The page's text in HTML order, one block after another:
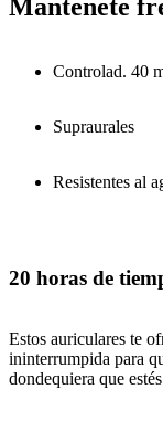
Mantenete
Controlad. 40
Supraurales
Resistentes al
20 horas de
Estos auriculares te
ininterrumpida para
dondequiera que